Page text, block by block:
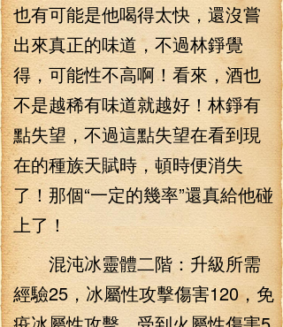
也有可能是他喝得太快，還沒嘗
出來真正的味道，不過林錚覺
得，可能性不高啊！看來，酒也
不是越稀有味道就越好！林錚有
點失望，不過這點失望在看到現
在的種族天賦時，頓時便消失
了！那個“一定的幾率”還真給他碰
上了！
混沌冰靈體二階：升級所需
經驗25，冰屬性攻擊傷害120，免